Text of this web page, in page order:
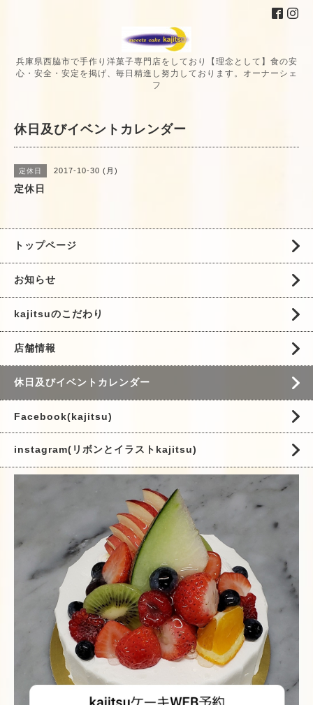
兵庫県西脇市で手作り洋菓子専門店をしており【理念として】食の安
心・安全・安定を掲げ、毎日精進し努力しております。オーナーシェ
フ
休日及びイベントカレンダー
定休日 2017-10-30 (月)
定休日
トップページ
お知らせ
kajitsuのこだわり
店舗情報
休日及びイベントカレンダー
Facebook(kajitsu)
instagram(リボンとイラストkajitsu)